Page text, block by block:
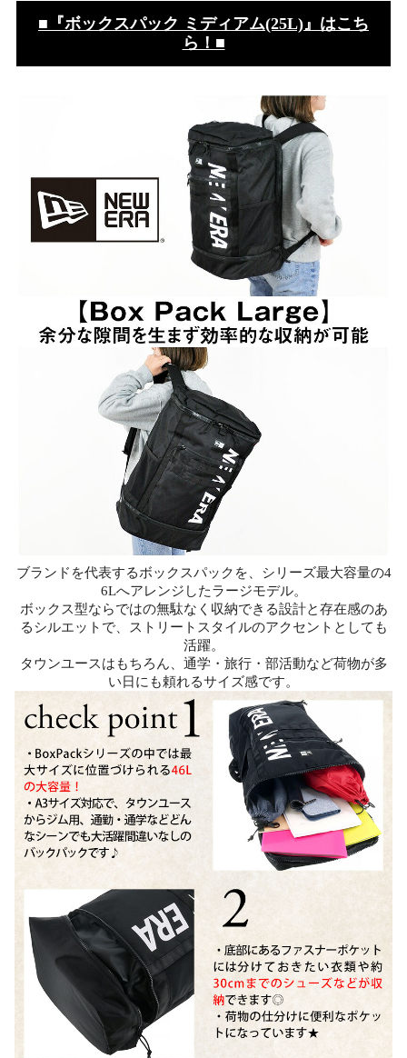
■『ボックスパック ミディアム(25L)』はこち
ら！■
ブランドを代表するボックスパックを、シリーズ最大容量の4
6Lへアレンジしたラージモデル。
ボックス型ならではの無駄なく収納できる設計と存在感のあ
るシルエットで、ストリートスタイルのアクセントとしても
活躍。
タウンユースはもちろん、通学・旅行・部活動など荷物が多
い日にも頼れるサイズ感です。